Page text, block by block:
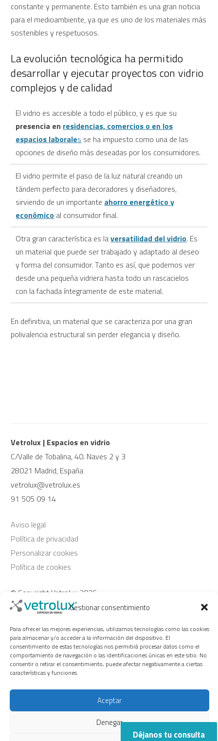
Gestionar consentimiento
Para ofrecer las mejores experiencias, utilizamos tecnologías como las cookies
para almacenar y/o acceder a la información del dispositivo. El
consentimiento de estas tecnologías nos permitirá procesar datos como el
comportamiento de navegación o las identificaciones únicas en este sitio. No
consentir o retirar el consentimiento, puede afectar negativamente a ciertas
características y funciones.
Aceptar
Denegar
constante y permanente. Esto también es una gran noticia
para el medioambiente, ya que es uno de los materiales más
sostenibles y respetuosos.
La evolución tecnológica ha permitido
desarrollar y ejecutar proyectos con vidrio
complejos y de calidad
El vidrio es accesible a todo el público, y es que su
presencia en residencias, comercios o en los
espacios laborales se ha impuesto como una de las
opciones de diseño más deseadas por los consumidores.
El vidrio permite el paso de la luz natural creando un
tándem perfecto para decoradores y diseñadores,
sirviendo de un importante ahorro energético y
económico al consumidor final.
Otra gran característica es laversatilidad del vidrio. Es
un material que puede ser trabajado y adaptado al deseo
y forma del consumidor. Tanto es así, que podemos ver
desde una pequeña vidriera hasta todo un rascacielos
con la fachada íntegramente de este material.
En definitiva, un material que se caracteriza por una gran
polivalencia estructural sin perder elegancia y diseño.
Vetrolux | Espacios en vidrio
C/Valle de Tobalina, 40. Naves 2 y 3
28021 Madrid, España
vetrolux@vetrolux.es
91 505 09 14
Aviso legal
Política de privacidad
Personalizar cookies
Política de cookies
© Copyright Vetrolux 2026
Vetrolux + 30 años de actividad creando espacios en vidrio y
trabajando en el mundo de la alta decoración.
Déjanos tu consulta